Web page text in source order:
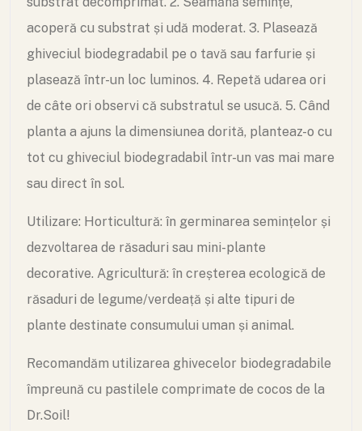
acoperă cu substrat și udă moderat. 3. Plasează
ghiveciul biodegradabil pe o tavă sau farfurie și
plasează într-un loc luminos. 4. Repetă udarea ori
de câte ori observi că substratul se usucă. 5. Când
planta a ajuns la dimensiunea dorită, planteaz-o cu
tot cu ghiveciul biodegradabil într-un vas mai mare
sau direct în sol.
Utilizare: Horticultură: în germinarea semințelor și
dezvoltarea de răsaduri sau mini-plante
decorative. Agricultură: în creșterea ecologică de
răsaduri de legume/verdeață și alte tipuri de
plante destinate consumului uman și animal.
Recomandăm utilizarea ghivecelor biodegradabile
împreună cu pastilele comprimate de cocos de la
Dr.Soil!